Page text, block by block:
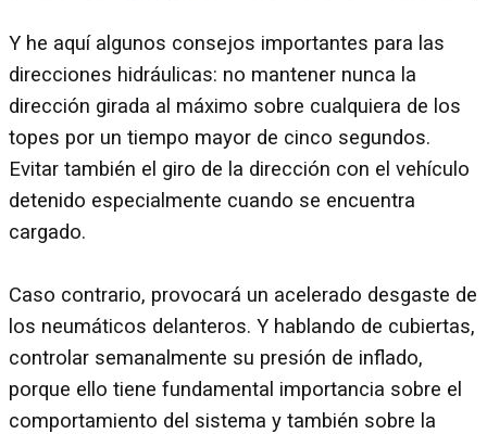
Y he aquí algunos consejos importantes para las
direcciones hidráulicas: no mantener nunca la
dirección girada al máximo sobre cualquiera de los
topes por un tiempo mayor de cinco segundos.
Evitar también el giro de la dirección con el vehículo
detenido especialmente cuando se encuentra
cargado.
Caso contrario, provocará un acelerado desgaste de
los neumáticos delanteros. Y hablando de cubiertas,
controlar semanalmente su presión de inflado,
porque ello tiene fundamental importancia sobre el
comportamiento del sistema y también sobre la